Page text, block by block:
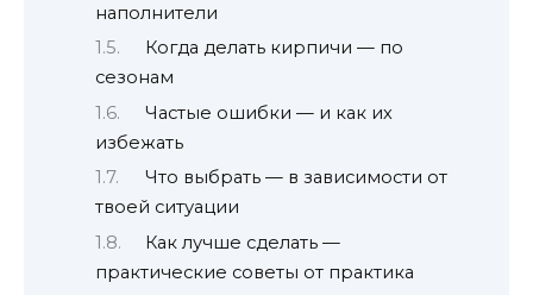
наполнители
Когда делать кирпичи — по
сезонам
Частые ошибки — и как их
избежать
Что выбрать — в зависимости от
твоей ситуации
Как лучше сделать —
практические советы от практика